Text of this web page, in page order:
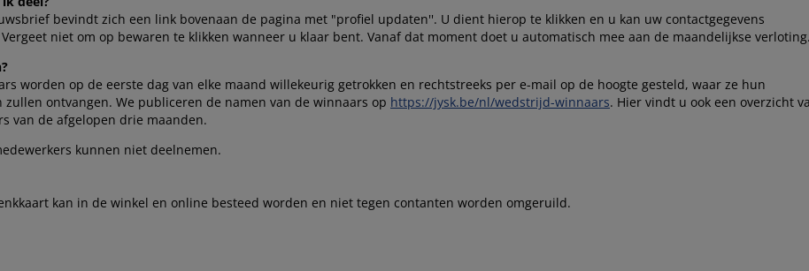
bevindt zich een link bovenaan de pagina met "profiel updaten''. U dient hierop te klikken en u kan uw contactgegevens
niet om op bewaren te klikken wanneer u klaar bent. Vanaf dat moment doet u automatisch mee aan de maandelijkse
worden op de eerste dag van elke maand willekeurig getrokken en rechtstreeks per e-mail op de hoogte gesteld, waar ze hun
zullen ontvangen. We publiceren de namen van de winnaars op https://jysk.be/nl/wedstrijd-winnaars. Hier vindt u ook een overzicht
van de afgelopen drie maanden.
kunnen niet deelnemen.
kan in de winkel en online besteed worden en niet tegen contanten worden omgeruild.